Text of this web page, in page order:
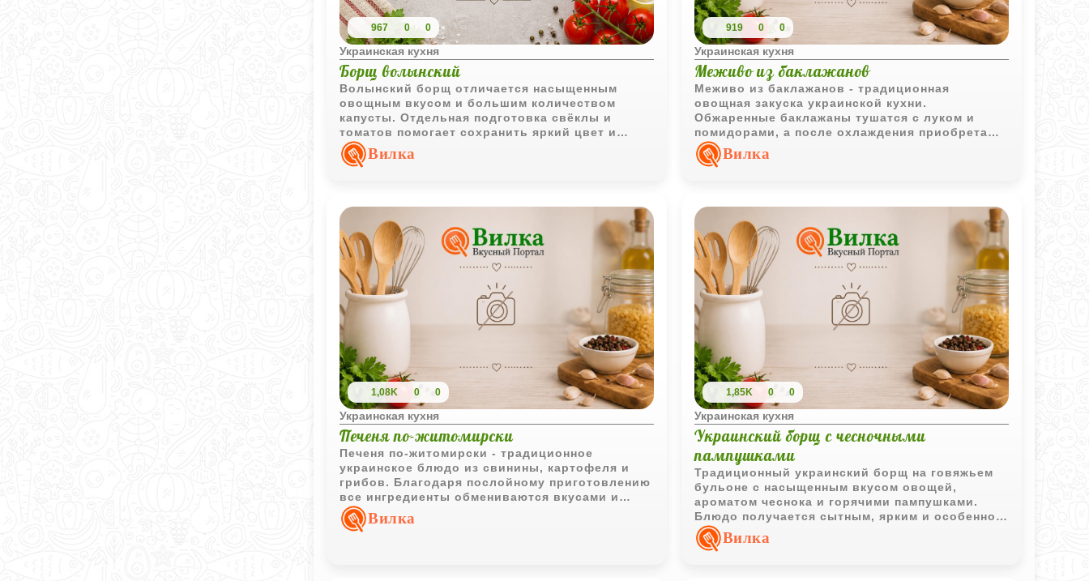
967 0 0
Украинская кухня
Борщ волынский
Волынский борщ отличается насыщенным
овощным вкусом и большим количеством
капусты. Отдельная подготовка свёклы и
томатов помогает сохранить яркий цвет и
придать блюду характерный аромат
украинской кухни.
Вилка
919 0 0
Украинская кухня
Меживо из баклажанов
Меживо из баклажанов - традиционная
овощная закуска украинской кухни.
Обжаренные баклажаны тушатся с луком и
помидорами, а после охлаждения приобретают
особенно гармоничный и насыщенный вкус.
Вилка
1,08K 0 0
Украинская кухня
Печеня по-житомирски
Печеня по-житомирски - традиционное
украинское блюдо из свинины, картофеля и
грибов. Благодаря послойному приготовлению
все ингредиенты обмениваются вкусами и
ароматами, создавая сытное домашнее жаркое.
Вилка
1,85K 0 0
Украинская кухня
Украинский борщ с чесночными
пампушками
Традиционный украинский борщ на говяжьем
бульоне с насыщенным вкусом овощей,
ароматом чеснока и горячими пампушками.
Блюдо получается сытным, ярким и особенно
хорошо подходит для семейного обеда.
Вилка